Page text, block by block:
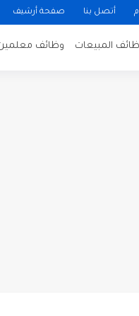
أتصل بنا صفحة أرشيف
المبيعات وظائف